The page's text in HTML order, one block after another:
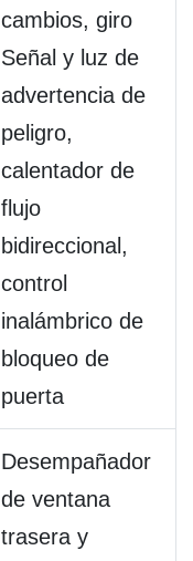
cambios, giro
Señal y luz de
advertencia de
peligro,
calentador de
flujo
bidireccional,
control
inalámbrico de
bloqueo de
puerta
Desempañador
de ventana
trasera y